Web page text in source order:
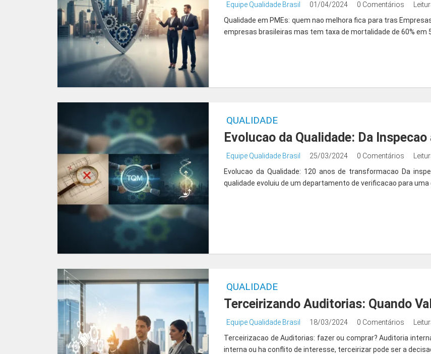
Equipe Qualidade Brasil 01/04/2024 0 Comentários
Qualidade em PMEs: quem nao melhora fica para tras
empresas brasileiras mas tem taxa de mortalidade de 60% em
QUALIDADE
Evolucao da Qualidade: Da
Equipe Qualidade Brasil 25/03/2024 0 Comentários
Evolucao da Qualidade: 120 anos de transformacao Da
qualidade evoluiu de um departamento de verificacao para
QUALIDADE
Terceirizando Auditorias: Quando
Equipe Qualidade Brasil 18/03/2024 0 Comentários
Terceirizacao de Auditorias: fazer ou comprar? Auditoria
interna ou ha conflito de interesse, terceirizar pode ser a